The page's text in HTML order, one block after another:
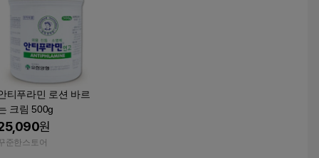
티푸라민 로션 바르
크림 500g
원
준한스토어